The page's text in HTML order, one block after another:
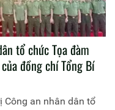
tổ chức Tọa đàm
đồng chí Tổng Bí
Công an nhân dân tổ